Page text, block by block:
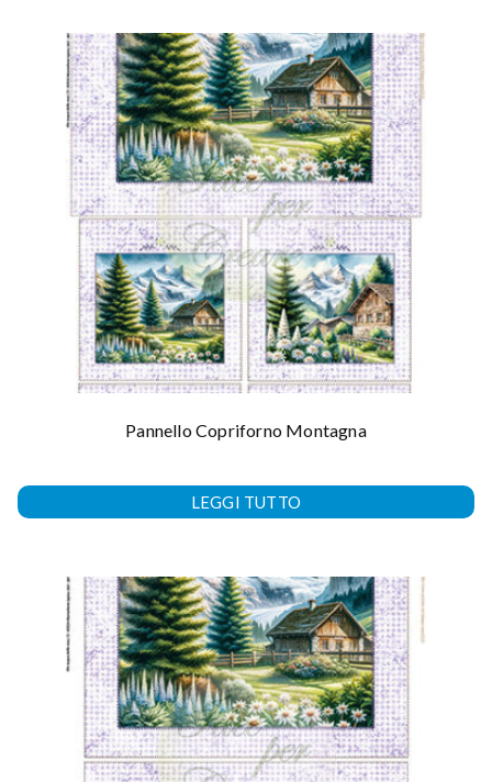
Pannello Copriforno Montagna
LEGGI TUTTO